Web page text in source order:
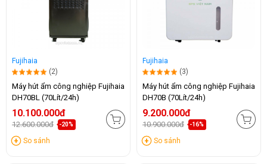
Fujihaia
(2)
Máy hút ẩm công nghiệp Fujihaia
DH70BL (70Lít/24h)
10.100.000đ
12.600.000đ -20%
So sánh
Fujihaia
(3)
Máy hút ẩm công nghiệp Fujihaia
DH70B (70Lít/24h)
9.200.000đ
10.900.000đ -16%
So sánh